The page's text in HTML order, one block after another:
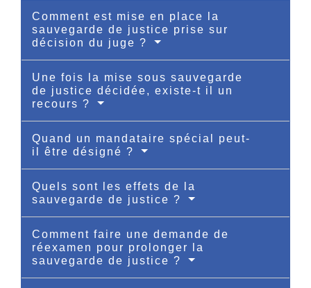
Comment est mise en place la
sauvegarde de justice prise sur
décision du juge ?
Une fois la mise sous sauvegarde
de justice décidée, existe-t il un
recours ?
Quand un mandataire spécial peut-
il être désigné ?
Quels sont les effets de la
sauvegarde de justice ?
Comment faire une demande de
réexamen pour prolonger la
sauvegarde de justice ?